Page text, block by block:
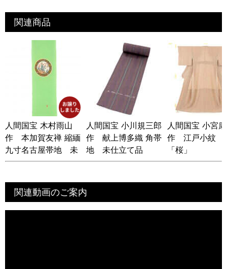
関連商品
人間国宝 木村雨山
作 本加賀友禅 縮緬
九寸名古屋帯地 未
仕立て品
人間国宝 小川規三郎
作 献上博多織 角帯
地 未仕立て品
人間国宝 小宮
作 江戸小紋
「桜」
関連動画のご案内